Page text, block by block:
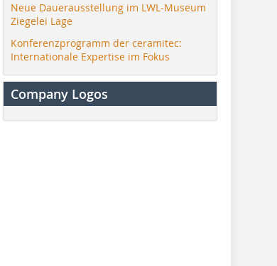
Neue Dauerausstellung im LWL-Museum
Ziegelei Lage
Konferenzprogramm der ceramitec:
Internationale Expertise im Fokus
Company Logos